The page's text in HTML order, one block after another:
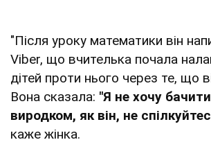
"Після уроку математики він
Viber, що вчителька почала
дітей проти нього через те, що
Вона сказала: "Я не хочу
виродком, як він, не
каже жінка.